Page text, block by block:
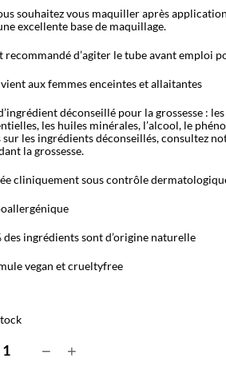
souhaitez vous maquiller après
excellente base de maquillage.
recommandé d’agiter le tube avant emploi
aux femmes enceintes et allaitantes
déconseillé pour la grossesse :
les huiles minérales, l’alcool, le
sur les ingrédients déconseillés, consultez
la grossesse.
cliniquement sous contrôle
des ingrédients sont d’origine naturelle
vegan et crueltyfree
− +